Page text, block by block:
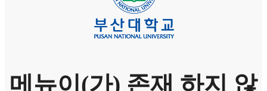
메뉴이(가) 존재 하지 않